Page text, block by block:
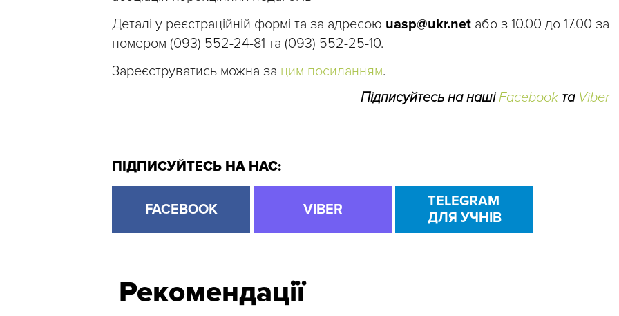
Деталі у реєстраційній формі та за адресою uasp@ukr.net або з 10.00 до 17.00 за
номером (093) 552-24-81 та (093) 552-25-10.
Зареєструватись можна за цим посиланням.
Підписуйтесь на нашіFacebookта Viber
ПІДПИСУЙТЕСЬ НА НАС:
FACEBOOK VIBER
TELEGRAM
ДЛЯ УЧНІВ
Рекомендації